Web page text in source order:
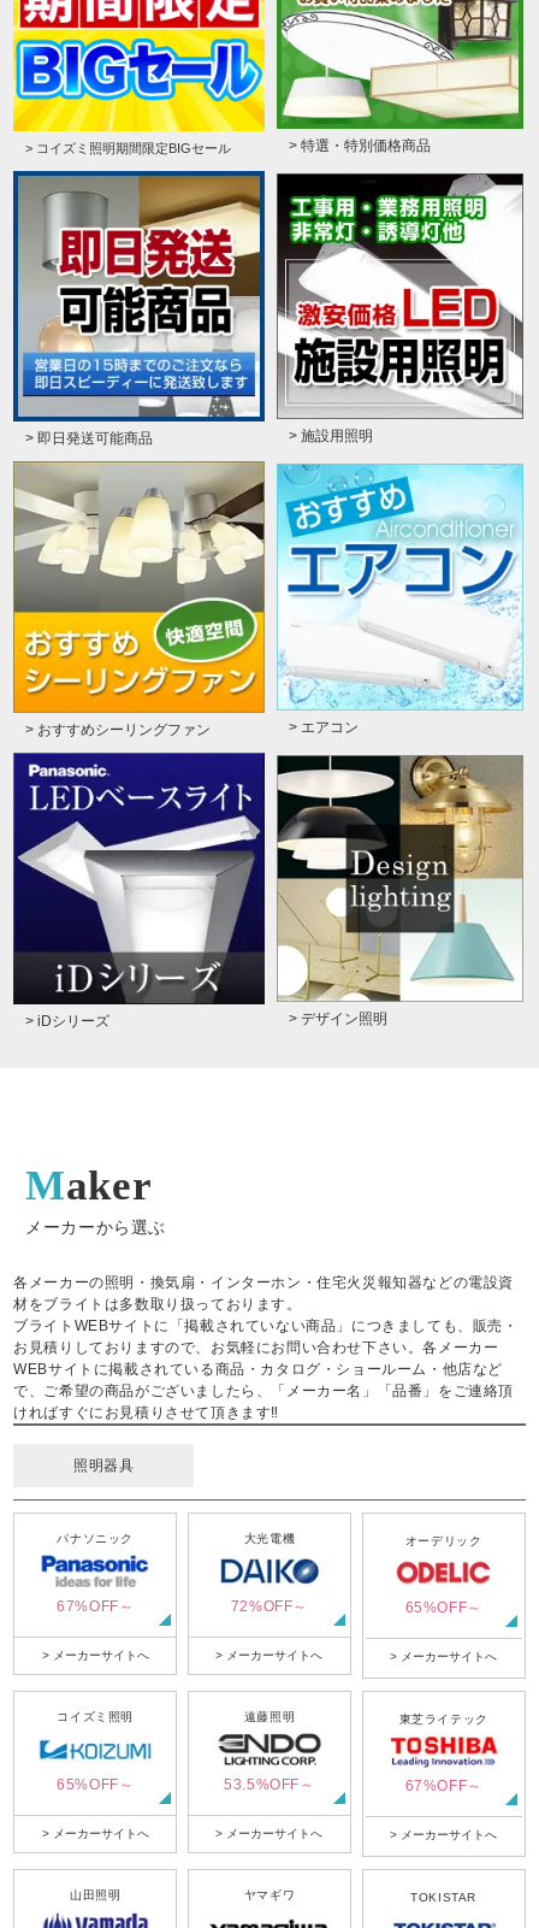
> コイズミ照明期間限定BIGセール > 特選・特別価格商品
> 即日発送可能商品 > 施設用照明
> おすすめシーリングファン > エアコン
> iDシリーズ > デザイン照明
Maker
メーカーから選ぶ
各メーカーの照明・換気扇・インターホン・住宅火災報知器などの電設資
材をブライトは多数取り扱っております。
ブライトWEBサイトに「掲載されていない商品」につきましても、販売・
お見積りしておりますので、お気軽にお問い合わせ下さい。各メーカー
WEBサイトに掲載されている商品・カタログ・ショールーム・他店など
で、ご希望の商品がございましたら、「メーカー名」「品番」をご連絡頂
ければすぐにお見積りさせて頂きます‼
照明器具
パナソニック
67%OFF～
> メーカーサイトへ
大光電機
72%OFF～
> メーカーサイトへ
オーデリック
65%OFF～
> メーカーサイトへ
コイズミ照明
65%OFF～
> メーカーサイトへ
遠藤照明
53.5%OFF～
> メーカーサイトへ
東芝ライテック
67%OFF～
> メーカーサイトへ
山田照明 ヤマギワ TOKISTAR